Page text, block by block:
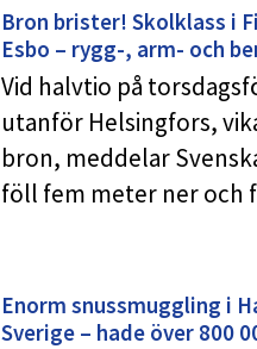
Bron brister! Skolklass i
Esbo – rygg-, arm- och
Vid halvtio på
utanför Helsingfors,
bron, meddelar
föll fem meter ner och
Enorm snussmuggling i
Sverige – hade över 800